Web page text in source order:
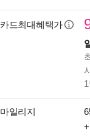
카드최대혜택가
마일리지